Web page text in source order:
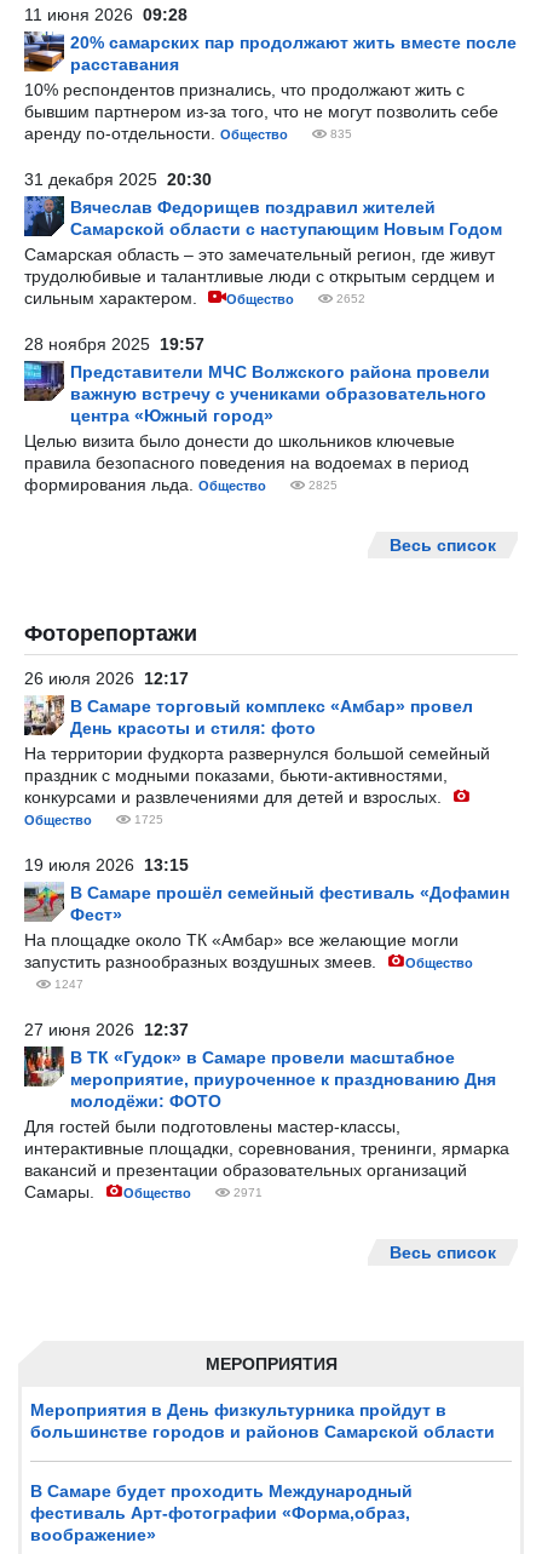
МЕРОПРИЯТИЯ
Мероприятия в День физкультурника пройдут в
большинстве городов и районов Самарской области
В Самаре будет проходить Международный
фестиваль Арт-фотографии «Форма,образ,
воображение»
11 июня 2026 09:28
20% самарских пар продолжают жить вместе после
расставания
10% респондентов признались, что продолжают жить с
бывшим партнером из-за того, что не могут позволить себе
аренду по-отдельности.
Общество 835
31 декабря 2025 20:30
Вячеслав Федорищев поздравил жителей
Самарской области с наступающим Новым Годом
Самарская область – это замечательный регион, где живут
трудолюбивые и талантливые люди с открытым сердцем и
сильным характером.
Общество 2652
28 ноября 2025 19:57
Представители МЧС Волжского района провели
важную встречу с учениками образовательного
центра «Южный город»
Целью визита было донести до школьников ключевые
правила безопасного поведения на водоемах в период
формирования льда.
Общество 2825
Весь список
Фоторепортажи
26 июля 2026 12:17
В Самаре торговый комплекс «Амбар» провел
День красоты и стиля: фото
На территории фудкорта развернулся большой семейный
праздник с модными показами, бьюти-активностями,
конкурсами и развлечениями для детей и взрослых.
Общество 1725
19 июля 2026 13:15
В Самаре прошёл семейный фестиваль «Дофамин
Фест»
На площадке около ТК «Амбар» все желающие могли
запустить разнообразных воздушных змеев.
Общество
1247
27 июня 2026 12:37
В ТК «Гудок» в Самаре провели масштабное
мероприятие, приуроченное к празднованию Дня
молодёжи: ФОТО
Для гостей были подготовлены мастер-классы,
интерактивные площадки, соревнования, тренинги, ярмарка
вакансий и презентации образовательных организаций
Самары.
Общество 2971
Весь список